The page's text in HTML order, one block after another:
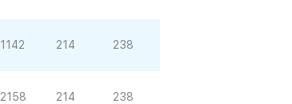
1142 214 238
2158 214 238